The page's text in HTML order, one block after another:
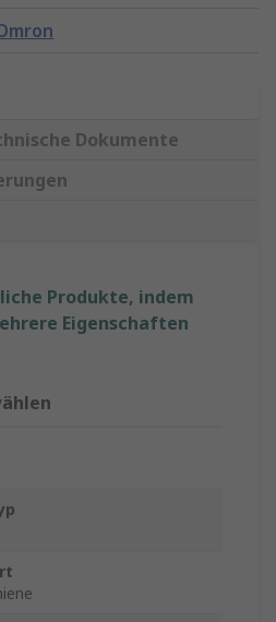
Dokumente
Produkte, indem
Eigenschaften